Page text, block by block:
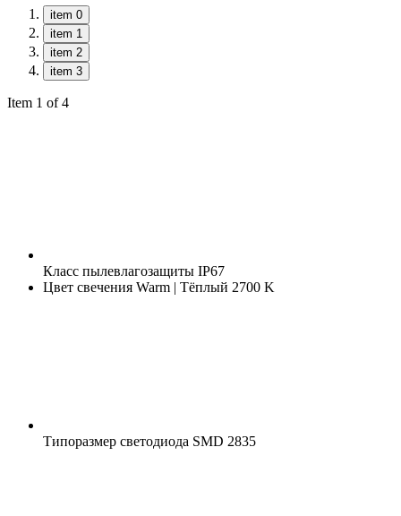
item 0
item 1
item 2
item 3
Item 1 of 4
Класс пылевлагозащиты IP67
Цвет свечения Warm | Тёплый 2700 K
Типоразмер светодиода SMD 2835